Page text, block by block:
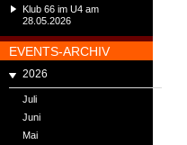
Klub 66 im U4 am
28.05.2026
EVENTS-ARCHIV
2026
Juli
Juni
Mai